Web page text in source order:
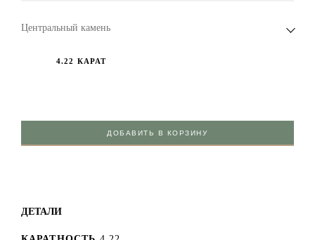
Центральный камень
4.22 КАРАТ
ДОБАВИТЬ В КОРЗИНУ
ДЕТАЛИ